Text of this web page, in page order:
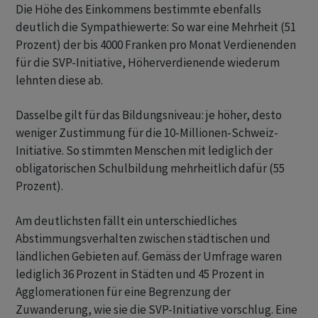
Die Höhe des Einkommens bestimmte ebenfalls
deutlich die Sympathiewerte: So war eine Mehrheit (51
Prozent) der bis 4000 Franken pro Monat Verdienenden
für die SVP-Initiative, Höherverdienende wiederum
lehnten diese ab.
Dasselbe gilt für das Bildungsniveau: je höher, desto
weniger Zustimmung für die 10-Millionen-Schweiz-
Initiative. So stimmten Menschen mit lediglich der
obligatorischen Schulbildung mehrheitlich dafür (55
Prozent).
Am deutlichsten fällt ein unterschiedliches
Abstimmungsverhalten zwischen städtischen und
ländlichen Gebieten auf. Gemäss der Umfrage waren
lediglich 36 Prozent in Städten und 45 Prozent in
Agglomerationen für eine Begrenzung der
Zuwanderung, wie sie die SVP-Initiative vorschlug. Eine